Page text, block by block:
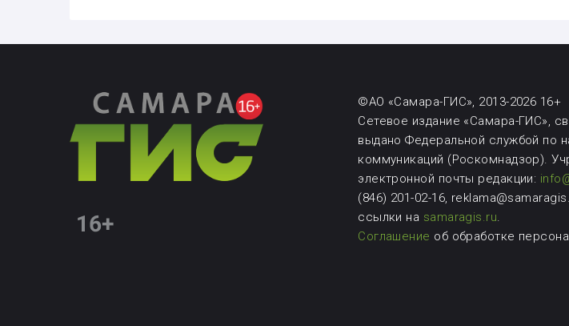
©АО «Самара-ГИС», 2013-2026 16+
Сетевое издание «Самара-ГИС»,
выдано Федеральной службой по
коммуникаций (Роскомнадзор).
электронной почты редакции:
(846) 201-02-16,
ссылки на samaragis.ru.
Соглашение об обработке